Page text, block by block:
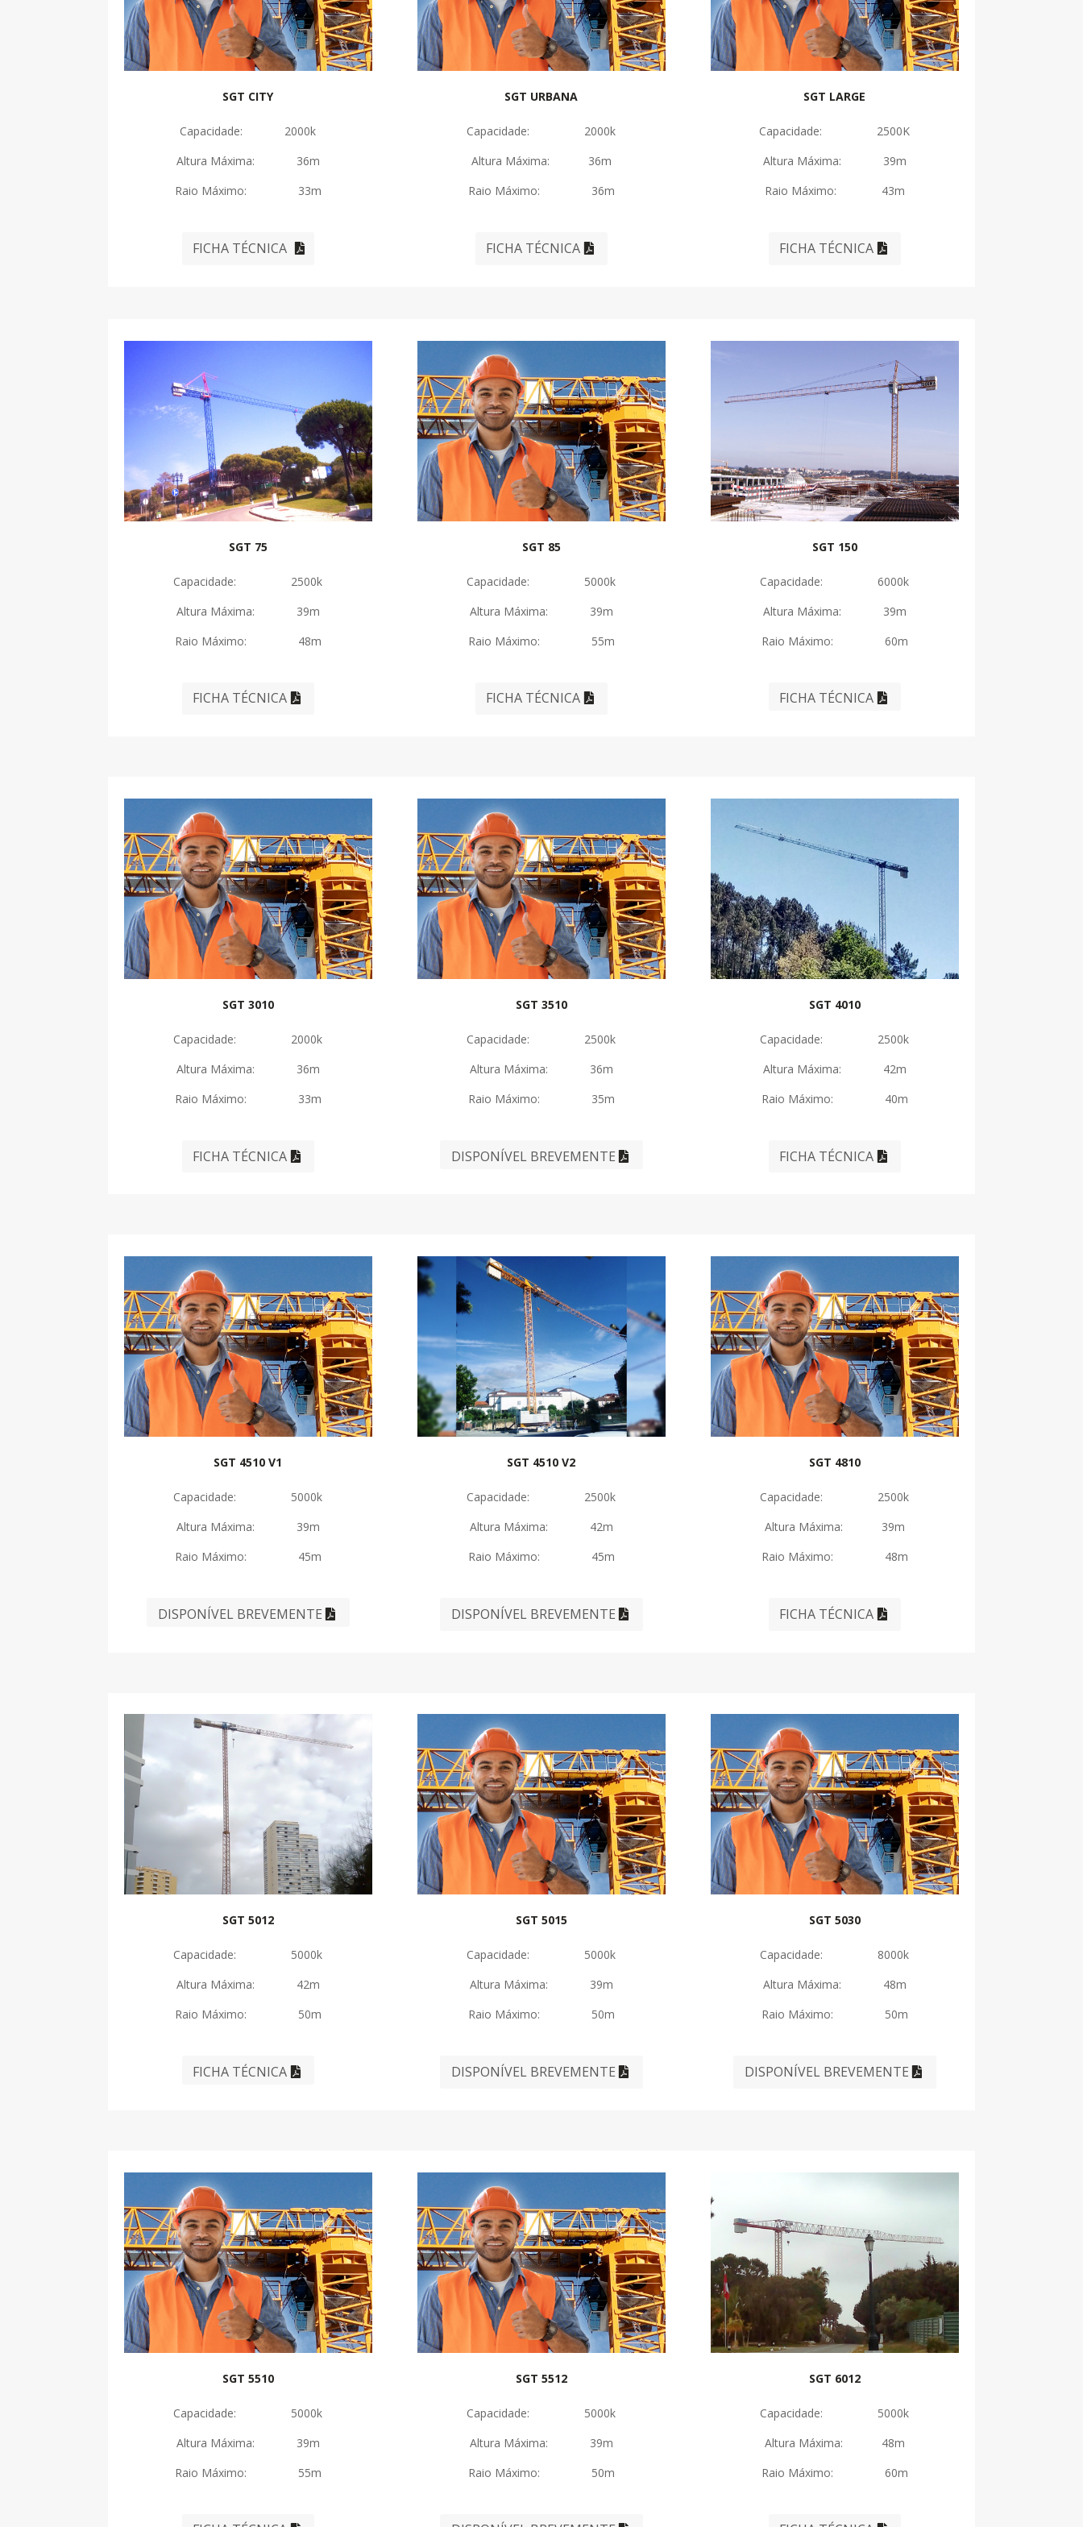
SGT CITY
Capacidade: 2000k
Altura Máxima: 36m
Raio Máximo: 33m
FICHA TÉCNICA
SGT URBANA
Capacidade: 2000k
Altura Máxima: 36m
Raio Máximo: 36m
FICHA TÉCNICA
SGT LARGE
Capacidade: 2500K
Altura Máxima: 39m
Raio Máximo: 43m
FICHA TÉCNICA
SGT 75
Capacidade: 2500k
Altura Máxima: 39m
Raio Máximo: 48m
FICHA TÉCNICA
SGT 85
Capacidade: 5000k
Altura Máxima: 39m
Raio Máximo: 55m
FICHA TÉCNICA
SGT 150
Capacidade: 6000k
Altura Máxima: 39m
Raio Máximo: 60m
FICHA TÉCNICA
SGT 3010
Capacidade: 2000k
Altura Máxima: 36m
Raio Máximo: 33m
FICHA TÉCNICA
SGT 3510
Capacidade: 2500k
Altura Máxima: 36m
Raio Máximo: 35m
DISPONÍVEL BREVEMENTE
SGT 4010
Capacidade: 2500k
Altura Máxima: 42m
Raio Máximo: 40m
FICHA TÉCNICA
SGT 4510 V1
Capacidade: 5000k
Altura Máxima: 39m
Raio Máximo: 45m
DISPONÍVEL BREVEMENTE
SGT 4510 V2
Capacidade: 2500k
Altura Máxima: 42m
Raio Máximo: 45m
DISPONÍVEL BREVEMENTE
SGT 4810
Capacidade: 2500k
Altura Máxima: 39m
Raio Máximo: 48m
FICHA TÉCNICA
SGT 5012
Capacidade: 5000k
Altura Máxima: 42m
Raio Máximo: 50m
FICHA TÉCNICA
SGT 5015
Capacidade: 5000k
Altura Máxima: 39m
Raio Máximo: 50m
DISPONÍVEL BREVEMENTE
SGT 5030
Capacidade: 8000k
Altura Máxima: 48m
Raio Máximo: 50m
DISPONÍVEL BREVEMENTE
SGT 5510
Capacidade: 5000k
Altura Máxima: 39m
Raio Máximo: 55m
SGT 5512
Capacidade: 5000k
Altura Máxima: 39m
Raio Máximo: 50m
SGT 6012
Capacidade: 5000k
Altura Máxima: 48m
Raio Máximo: 60m